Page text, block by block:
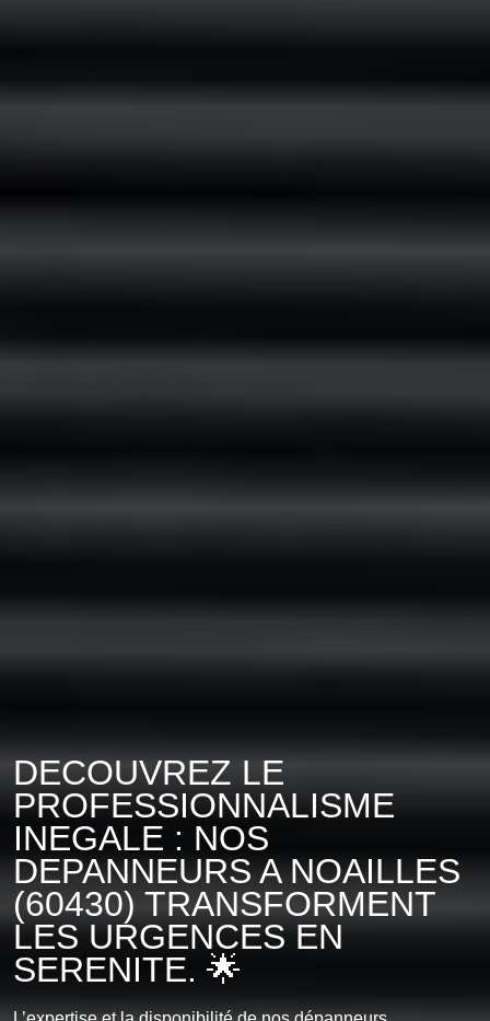
DECOUVREZ LE
PROFESSIONNALISME
INEGALE : NOS
DEPANNEURS A NOAILLES
(60430) TRANSFORMENT
LES URGENCES EN
SERENITE. 🌟